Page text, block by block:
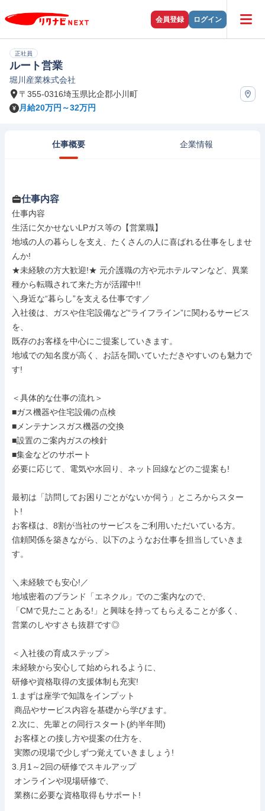
会員登録 ログイン
正社員
ルート営業
堀川産業株式会社
〒355-0316埼玉県比企郡小川町
月給20万円～32万円
仕事概要 企業情報
仕事内容
仕事内容
生活に欠かせないLPガス等の【営業職】
地域の人の暮らしを支え、たくさんの人に喜ばれる仕事をしませ
んか!
★未経験の方大歓迎!★ 元介護職の方や元ホテルマンなど、異業
種から転職されて来た方が活躍中!!
＼身近な“暮らし”を支える仕事です／
入社後は、ガスや住宅設備など“ライフライン”に関わるサービス
を、
既存のお客様を中心にご提案していきます。
地域での知名度が高く、お話を聞いていただきやすいのも魅力で
す!
＜具体的な仕事の流れ＞
■ガス機器や住宅設備の点検
■メンテナンスガス機器の交換
■設置のご案内ガスの検針
■集金などのサポート
必要に応じて、電気や水回り、ネット回線などのご提案も!
最初は「訪問してお困りごとがないか伺う」ところからスター
ト!
お客様は、8割が当社のサービスをご利用いただいている方。
信頼関係を築きながら、以下のようなお仕事を担当していきま
す。
＼未経験でも安心!／
地域密着のブランド「エネクル」でのご案内なので、
「CMで見たことある!」と興味を持ってもらえることが多く、
営業のしやすさも抜群です◎
＜入社後の育成ステップ＞
未経験から安心して始められるように、
研修や資格取得の支援体制も充実!
1.まずは座学で知識をインプット
2.次に、先輩との同行スタート(約半年間)
3.月1～2回の研修でスキルアップ